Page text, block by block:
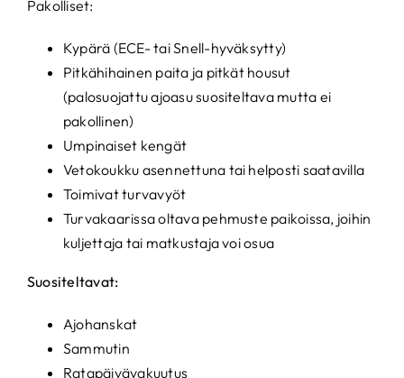
Pakolliset:
Kypärä (ECE- tai Snell-hyväksytty)
Pitkähihainen paita ja pitkät housut
(palosuojattu ajoasu suositeltava mutta ei
pakollinen)
Umpinaiset kengät
Vetokoukku asennettuna tai helposti saatavilla
Toimivat turvavyöt
Turvakaarissa oltava pehmuste paikoissa, joihin
kuljettaja tai matkustaja voi osua
Suositeltavat:
Ajohanskat
Sammutin
Ratapäivävakuutus